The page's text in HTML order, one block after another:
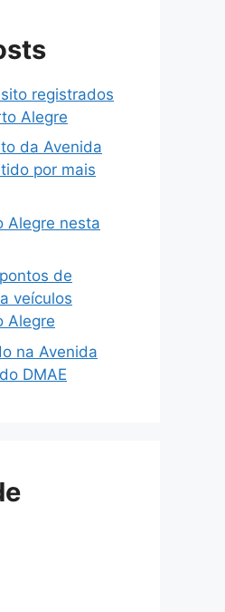
registrados
Alegre
da Avenida
por mais
Alegre nesta
de
veículos
Alegre
na Avenida
DMAE